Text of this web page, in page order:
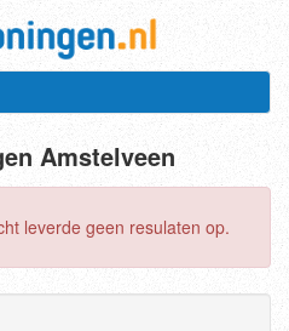
Amstelveen
leverde geen resulaten op.